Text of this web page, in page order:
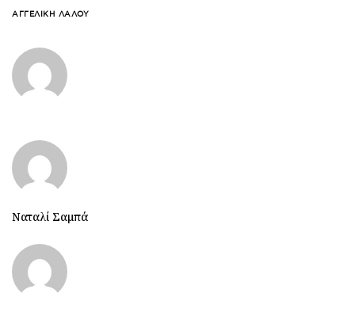
ΑΓΓΕΛΙΚΉ ΛΆΛΟΥ
Ναταλί Σαμπά